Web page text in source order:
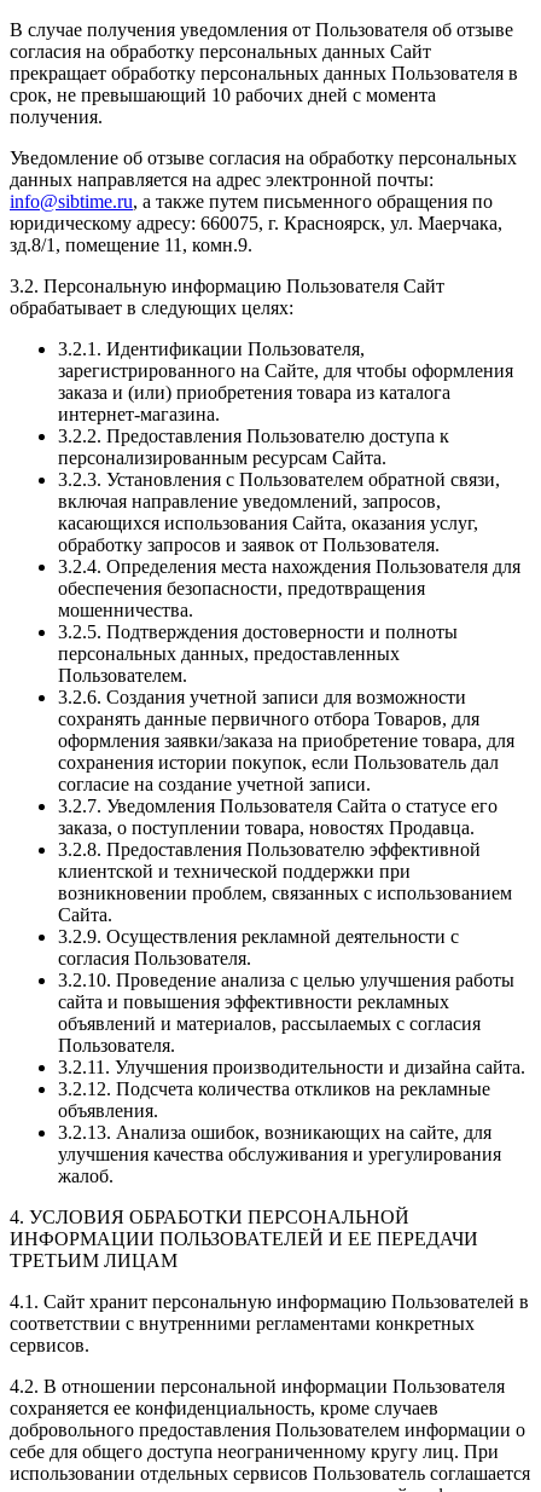
В случае получения уведомления от Пользователя об отзыве
согласия на обработку персональных данных Сайт
прекращает обработку персональных данных Пользователя в
срок, не превышающий 10 рабочих дней с момента
получения.
Уведомление об отзыве согласия на обработку персональных
данных направляется на адрес электронной почты:
info@sibtime.ru, а также путем письменного обращения по
юридическому адресу: 660075, г. Красноярск, ул. Маерчака,
зд.8/1, помещение 11, комн.9.
3.2. Персональную информацию Пользователя Сайт
обрабатывает в следующих целях:
3.2.1. Идентификации Пользователя,
зарегистрированного на Сайте, для чтобы оформления
заказа и (или) приобретения товара из каталога
интернет-магазина.
3.2.2. Предоставления Пользователю доступа к
персонализированным ресурсам Сайта.
3.2.3. Установления с Пользователем обратной связи,
включая направление уведомлений, запросов,
касающихся использования Сайта, оказания услуг,
обработку запросов и заявок от Пользователя.
3.2.4. Определения места нахождения Пользователя для
обеспечения безопасности, предотвращения
мошенничества.
3.2.5. Подтверждения достоверности и полноты
персональных данных, предоставленных
Пользователем.
3.2.6. Создания учетной записи для возможности
сохранять данные первичного отбора Товаров, для
оформления заявки/заказа на приобретение товара, для
сохранения истории покупок, если Пользователь дал
согласие на создание учетной записи.
3.2.7. Уведомления Пользователя Сайта о статусе его
заказа, о поступлении товара, новостях Продавца.
3.2.8. Предоставления Пользователю эффективной
клиентской и технической поддержки при
возникновении проблем, связанных с использованием
Сайта.
3.2.9. Осуществления рекламной деятельности с
согласия Пользователя.
3.2.10. Проведение анализа с целью улучшения работы
сайта и повышения эффективности рекламных
объявлений и материалов, рассылаемых с согласия
Пользователя.
3.2.11. Улучшения производительности и дизайна сайта.
3.2.12. Подсчета количества откликов на рекламные
объявления.
3.2.13. Анализа ошибок, возникающих на сайте, для
улучшения качества обслуживания и урегулирования
жалоб.
4. УСЛОВИЯ ОБРАБОТКИ ПЕРСОНАЛЬНОЙ
ИНФОРМАЦИИ ПОЛЬЗОВАТЕЛЕЙ И ЕЕ ПЕРЕДАЧИ
ТРЕТЬИМ ЛИЦАМ
4.1. Сайт хранит персональную информацию Пользователей в
соответствии с внутренними регламентами конкретных
сервисов.
4.2. В отношении персональной информации Пользователя
сохраняется ее конфиденциальность, кроме случаев
добровольного предоставления Пользователем информации о
себе для общего доступа неограниченному кругу лиц. При
использовании отдельных сервисов Пользователь соглашается